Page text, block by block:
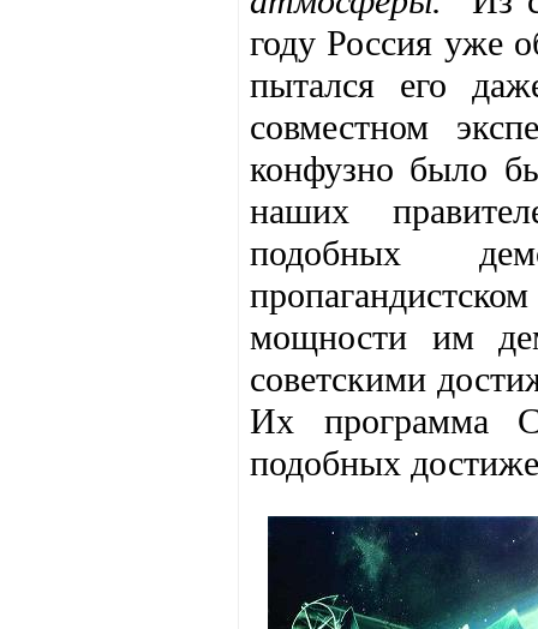
году Россия уже
пытался его
совместном
конфузно было
наших
подобных
мощности им
советскими
Их программа
подобных